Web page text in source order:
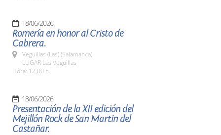
18/06/2026
Romería en honor al Cristo de
Cabrera.
Veguillas (Las) (Salamanca)
LUGAR Las Veguillas
Hora: 12,00 h.
18/06/2026
Presentación de la XII edición del
Mejillón Rock de San Martín del
Castañar.